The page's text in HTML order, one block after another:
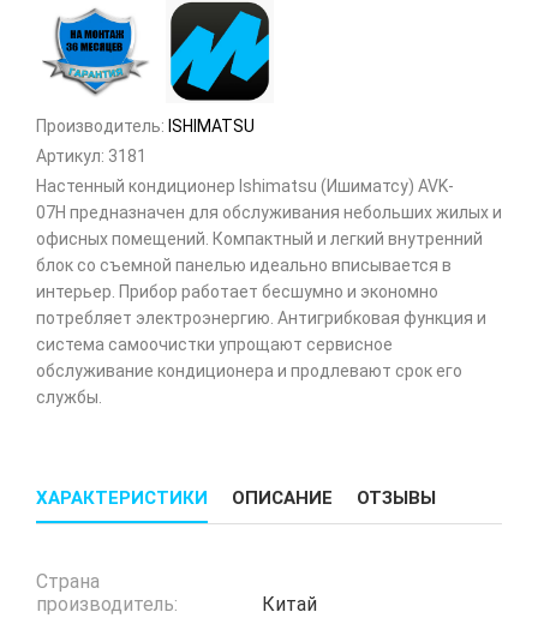
Производитель: ISHIMATSU
Артикул: 3181
Настенный кондиционер Ishimatsu (Ишиматсу) AVK-
07H предназначен для обслуживания небольших жилых и
офисных помещений. Компактный и легкий внутренний
блок со съемной панелью идеально вписывается в
интерьер. Прибор работает бесшумно и экономно
потребляет электроэнергию. Антигрибковая функция и
система самоочистки упрощают сервисное
обслуживание кондиционера и продлевают срок его
службы.
ХАРАКТЕРИСТИКИ ОПИСАНИЕ ОТЗЫВЫ
Страна
производитель:
Китай